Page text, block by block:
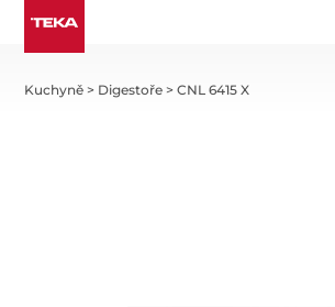
Kuchyně > Digestoře >CNL 6415 X